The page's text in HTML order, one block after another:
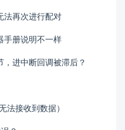
法再次进行配对
手册说明不一样
进中断回调被滞后？
法接收到数据）